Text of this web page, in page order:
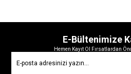
E-Bültenimize
Hemen Kayıt Ol Fırsatlardan